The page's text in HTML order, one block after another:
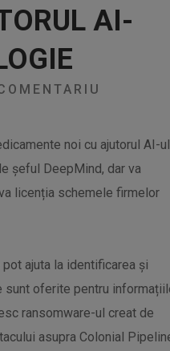
AI-
noi cu ajutorul AI-
șeful DeepMind, dar va
licenția schemele firmelor
ajuta la identificarea și
sunt oferite pentru
ransomware-ul creat de
asupra Colonial